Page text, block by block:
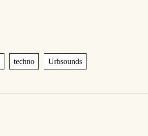
techno Urbsounds